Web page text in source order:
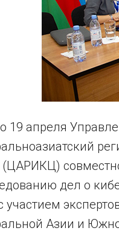
19 апреля
(ЦАРИКЦ)
дел о
участием
Азии и